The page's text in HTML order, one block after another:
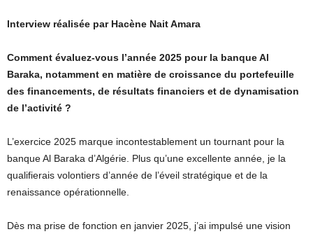
Interview réalisée par Hacène Nait Amara
Comment évaluez-vous l’année 2025 pour la banque Al
Baraka, notamment en matière de croissance du portefeuille
des financements, de résultats financiers et de dynamisation
de l’activité ?
L’exercice 2025 marque incontestablement un tournant pour la
banque Al Baraka d’Algérie. Plus qu’une excellente année, je la
qualifierais volontiers d’année de l’éveil stratégique et de la
renaissance opérationnelle.
Dès ma prise de fonction en janvier 2025, j’ai impulsé une vision